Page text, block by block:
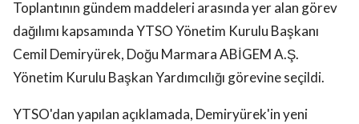
Toplantının gündem maddeleri arasında yer alan görev
dağılımı kapsamında YTSO Yönetim Kurulu Başkanı
Cemil Demiryürek, Doğu Marmara ABİGEM A.Ş.
Yönetim Kurulu Başkan Yardımcılığı görevine seçildi.
YTSO'dan yapılan açıklamada, Demiryürek'in yeni